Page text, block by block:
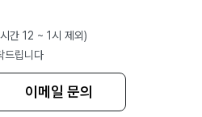
되고 있지만
철수
수
있다
간 12 ~ 1시 제외)
드립니다
이메일 문의